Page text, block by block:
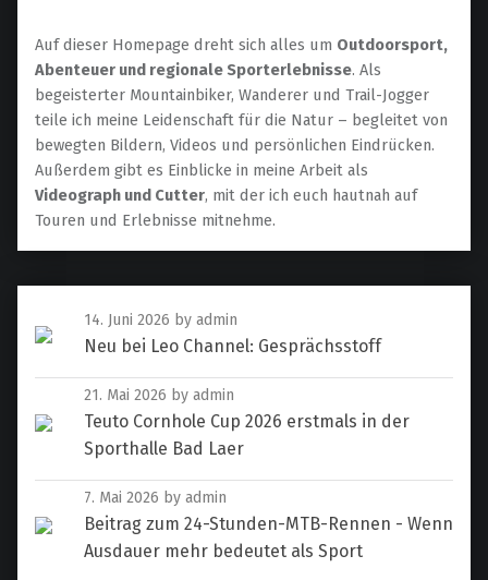
Auf dieser Homepage dreht sich alles um Outdoorsport,
Abenteuer und regionale Sporterlebnisse. Als
begeisterter Mountainbiker, Wanderer und Trail-Jogger
teile ich meine Leidenschaft für die Natur – begleitet von
bewegten Bildern, Videos und persönlichen Eindrücken.
Außerdem gibt es Einblicke in meine Arbeit als
Videograph und Cutter, mit der ich euch hautnah auf
Touren und Erlebnisse mitnehme.
14. Juni 2026 by admin
Neu bei Leo Channel: Gesprächsstoff
21. Mai 2026 by admin
Teuto Cornhole Cup 2026 erstmals in der
Sporthalle Bad Laer
7. Mai 2026 by admin
Beitrag zum 24-Stunden-MTB-Rennen - Wenn
Ausdauer mehr bedeutet als Sport